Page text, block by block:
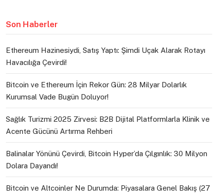
Son Haberler
Ethereum Hazinesiydi, Satış Yaptı: Şimdi Uçak Alarak Rotayı
Havacılığa Çevirdi!
Bitcoin ve Ethereum İçin Rekor Gün: 28 Milyar Dolarlık
Kurumsal Vade Bugün Doluyor!
Sağlık Turizmi 2025 Zirvesi: B2B Dijital Platformlarla Klinik ve
Acente Gücünü Artırma Rehberi
Balinalar Yönünü Çevirdi, Bitcoin Hyper’da Çılgınlık: 30 Milyon
Dolara Dayandı!
Bitcoin ve Altcoinler Ne Durumda: Piyasalara Genel Bakış (27